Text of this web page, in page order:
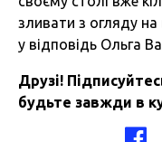
зливати з огляду на
у відповідь Ольга
Друзі!
будьте завжди в